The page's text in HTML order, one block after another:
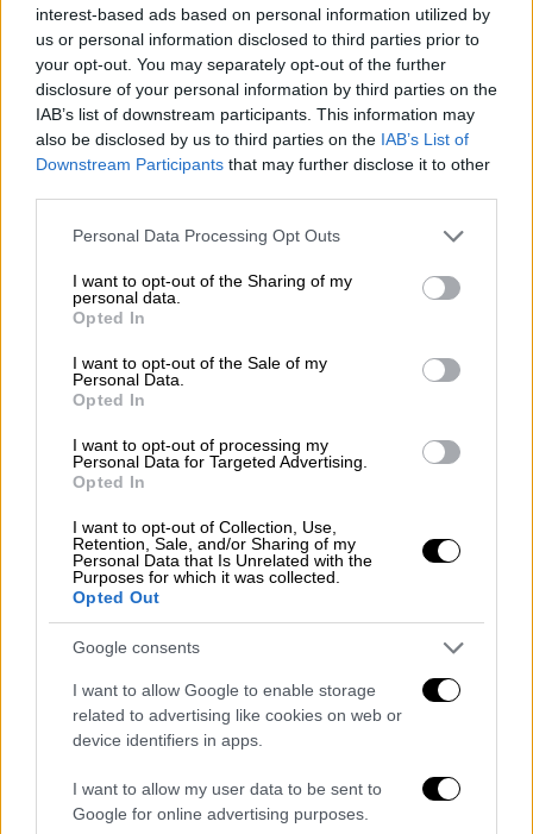
interest-based ads based on personal information utilized by
us or personal information disclosed to third parties prior to
your opt-out. You may separately opt-out of the further
disclosure of your personal information by third parties on the
IAB’s list of downstream participants. This information may
also be disclosed by us to third parties on the IAB’s List of
Downstream Participants that may further disclose it to other
Please note that this website/app uses one or more Google
not limited to your visit or usage behaviour. You may click to
grant or deny consent to Google and its third-party tags to
use your data for below specified purposes in below Google
consent section.
Personal Data Processing Opt Outs
I want to opt-out of the Sharing of my
personal data.
Opted In
I want to opt-out of the Sale of my
Personal Data.
Opted In
I want to opt-out of processing my
Personal Data for Targeted Advertising.
Opted In
I want to opt-out of Collection, Use,
Retention, Sale, and/or Sharing of my
Personal Data that Is Unrelated with the
Purposes for which it was collected.
Opted Out
Google consents
I want to allow Google to enable storage
related to advertising like cookies on web or
device identifiers in apps.
I want to allow my user data to be sent to
Google for online advertising purposes.
Το τελευταίο θύμα της πανδημίας είναι ένας
72χρονος άνδρας
Ελλάδα|23.03.2021 13:30
Μαλεσίνα: Πόλη φάντασμα με 13
θανάτους και 12 ασθενείς με κορονοϊό
στις ΜΕΘ
κορονοϊό στη Μαλεσίνα - Γάμος και αρνητές
ευθύνονται για τη διασπορά στο χωριό